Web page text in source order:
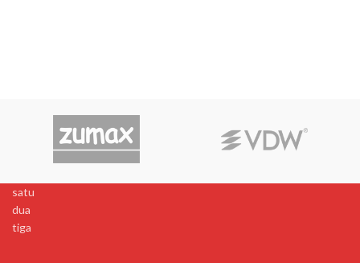
satu
dua
tiga